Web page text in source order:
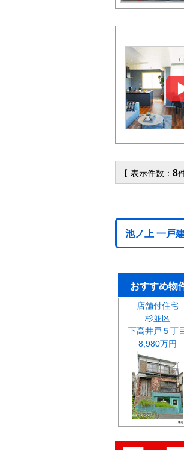
【 表示件数： 8
池ノ上 一戸
おすすめ物
店舗付住宅
杉並区
下高井戸５丁
8,980万円